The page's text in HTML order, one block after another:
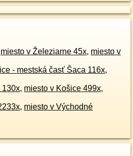
miesto v Železiarne 45x, miesto v
- mestská časť Šaca 116x,
130x, miesto v Košice 499x,
, miesto v Východné